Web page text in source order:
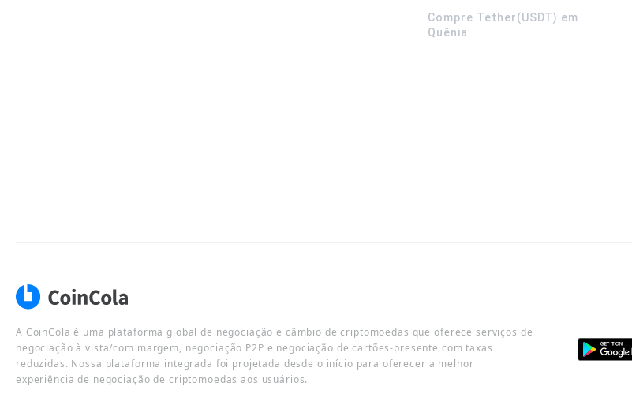
Compre Tether(USDT) em
Quênia
A CoinCola é uma plataforma global de negociação e câmbio de criptomoedas que oferece serviços de
negociação à vista/com margem, negociação P2P e negociação de cartões-presente com taxas
reduzidas. Nossa plataforma integrada foi projetada desde o início para oferecer a melhor
experiência de negociação de criptomoedas aos usuários.